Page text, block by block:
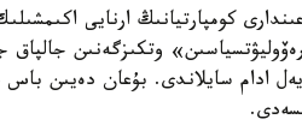
كومپارتيانىڭ ارنايى
رەۆوليۋتسياسىن» وتكىزگەنىن
ادام سايلاندى. بۇعان دەيىن